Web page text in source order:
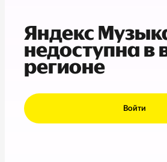
Яндекс
недоступна в
регионе
Войти